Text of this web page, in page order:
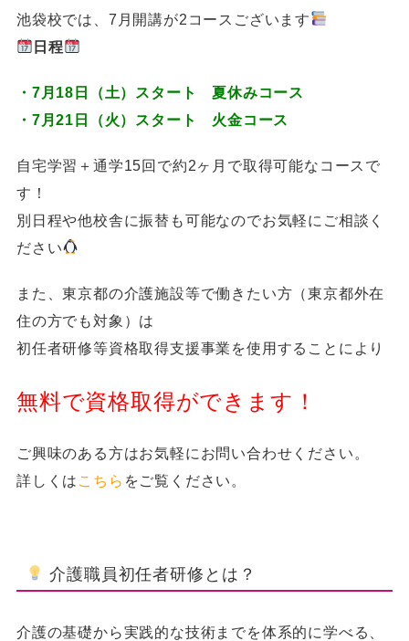
池袋校では、7月開講が2コースございます
日程
・7月18日（土）スタート 夏休みコース
・7月21日（火）スタート 火金コース
自宅学習＋通学15回で約2ヶ月で取得可能なコースで
す！
別日程や他校舎に振替も可能なのでお気軽にご相談く
ださい
また、東京都の介護施設等で働きたい方（東京都外在
住の方でも対象）は
初任者研修等資格取得支援事業を使用することにより
無料で資格取得ができます！
ご興味のある方はお気軽にお問い合わせください。
詳しくは こちら をご覧ください。
介護職員初任者研修とは？
介護の基礎から実践的な技術までを体系的に学べる、